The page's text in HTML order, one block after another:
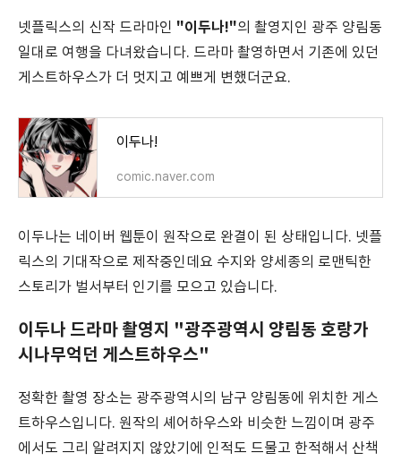
넷플릭스의 신작 드라마인 "이두나!"의 촬영지인 광주 양림동
일대로 여행을 다녀왔습니다. 드라마 촬영하면서 기존에 있던
게스트하우스가 더 멋지고 예쁘게 변했더군요.
이두나!
comic.naver.com
이두나는 네이버 웹툰이 원작으로 완결이 된 상태입니다. 넷플
릭스의 기대작으로 제작중인데요 수지와 양세종의 로맨틱한
스토리가 벌서부터 인기를 모으고 있습니다.
이두나 드라마 촬영지 "광주광역시 양림동 호랑가
시나무억던 게스트하우스"
정확한 촬영 장소는 광주광역시의 남구 양림동에 위치한 게스
트하우스입니다. 원작의 셰어하우스와 비슷한 느낌이며 광주
에서도 그리 알려지지 않았기에 인적도 드물고 한적해서 산책